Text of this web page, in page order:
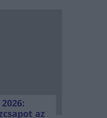
az